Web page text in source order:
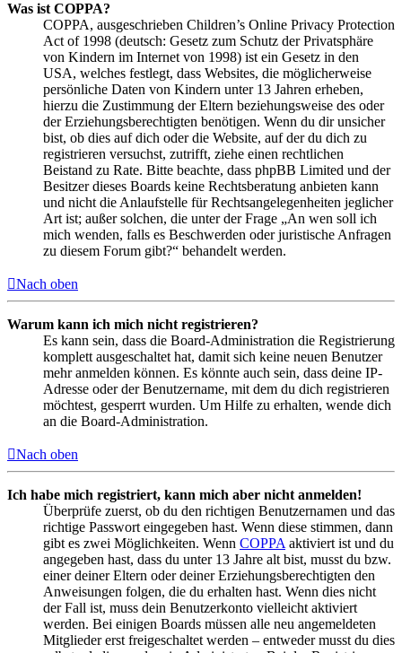
Was ist COPPA?
COPPA, ausgeschrieben Children’s Online Privacy Protection
Act of 1998 (deutsch: Gesetz zum Schutz der Privatsphäre
von Kindern im Internet von 1998) ist ein Gesetz in den
USA, welches festlegt, dass Websites, die möglicherweise
persönliche Daten von Kindern unter 13 Jahren erheben,
hierzu die Zustimmung der Eltern beziehungsweise des oder
der Erziehungsberechtigten benötigen. Wenn du dir unsicher
bist, ob dies auf dich oder die Website, auf der du dich zu
registrieren versuchst, zutrifft, ziehe einen rechtlichen
Beistand zu Rate. Bitte beachte, dass phpBB Limited und der
Besitzer dieses Boards keine Rechtsberatung anbieten kann
und nicht die Anlaufstelle für Rechtsangelegenheiten jeglicher
Art ist; außer solchen, die unter der Frage „An wen soll ich
mich wenden, falls es Beschwerden oder juristische Anfragen
zu diesem Forum gibt?“ behandelt werden.
Nach oben
Warum kann ich mich nicht registrieren?
Es kann sein, dass die Board-Administration die Registrierung
komplett ausgeschaltet hat, damit sich keine neuen Benutzer
mehr anmelden können. Es könnte auch sein, dass deine IP-
Adresse oder der Benutzername, mit dem du dich registrieren
möchtest, gesperrt wurden. Um Hilfe zu erhalten, wende dich
an die Board-Administration.
Nach oben
Ich habe mich registriert, kann mich aber nicht anmelden!
Überprüfe zuerst, ob du den richtigen Benutzernamen und das
richtige Passwort eingegeben hast. Wenn diese stimmen, dann
gibt es zwei Möglichkeiten. Wenn COPPA aktiviert ist und du
angegeben hast, dass du unter 13 Jahre alt bist, musst du bzw.
einer deiner Eltern oder deiner Erziehungsberechtigten den
Anweisungen folgen, die du erhalten hast. Wenn dies nicht
der Fall ist, muss dein Benutzerkonto vielleicht aktiviert
werden. Bei einigen Boards müssen alle neu angemeldeten
Mitglieder erst freigeschaltet werden – entweder musst du dies